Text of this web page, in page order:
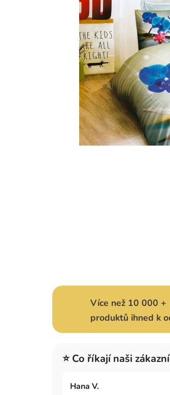
Více než 10 000 +
produktů ihned k
⭐ Co říkají naši
Hana V.